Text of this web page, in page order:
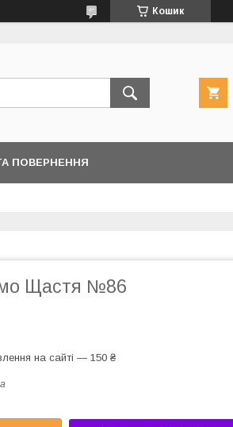
Кошик
ПОВЕРНЕННЯ
Щастя №86
на сайті — 150 ₴